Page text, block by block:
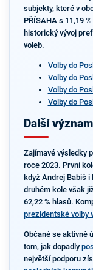
subjekty, které v
PŘÍSAHA s 11,19
historický vývoj
voleb.
Volby do
Volby do
Volby do
Volby do
Další
Zajímavé výsledky
roce 2023. První
když Andrej Babiš i
druhém kole však
62,22 % hlasů.
prezidentské volby
Občané se aktivně
tom, jak dopadly
největší podporu